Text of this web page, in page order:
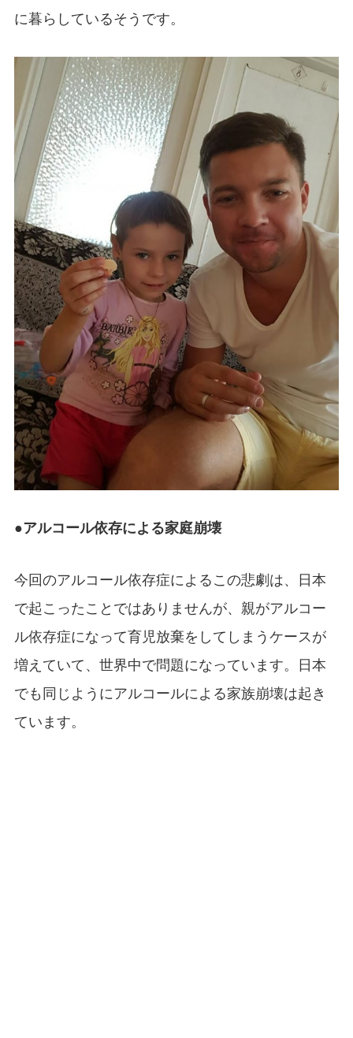
に暮らしているそうです。
●アルコール依存による家庭崩壊
今回のアルコール依存症によるこの悲劇は、日本
で起こったことではありませんが、親がアルコー
ル依存症になって育児放棄をしてしまうケースが
増えていて、世界中で問題になっています。日本
でも同じようにアルコールによる家族崩壊は起き
ています。